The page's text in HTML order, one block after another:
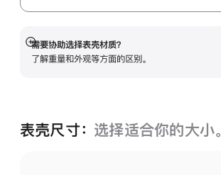
需要协助选择表壳材质？
了解重量和外观等方面的区别。
展
开
表壳尺寸： 选择适合你的大小。